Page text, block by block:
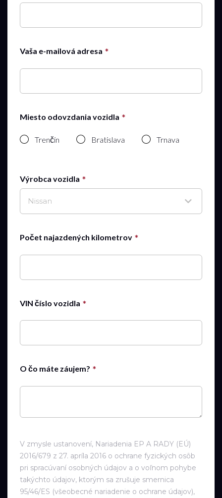
Vaša e-mailová adresa
Miesto odovzdania vozidla
Trenčín Bratislava Trnava
Výrobca vozidla
Nissan
Počet najazdených kilometrov
VIN číslo vozidla
O čo máte záujem?
V zmysle ustanovení, Nariadenia EP A RADY (EÚ)
2016/679 z 27. apríla 2016 o ochrane fyzických osôb
pri spracúvaní osobných údajov a o voľnom pohybe
takýchto údajov, ktorým sa zrušuje smernica
95/46/ES (všeobecné nariadenie o ochrane údajov),